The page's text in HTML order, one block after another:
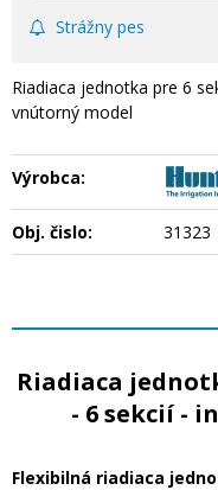
Strážny pes
Riadiaca jednotka pre 6
vnútorný model
Výrobca:
Obj. čislo: 31323
Riadiaca
- 6 sekcií -
Flexibilná riadiaca